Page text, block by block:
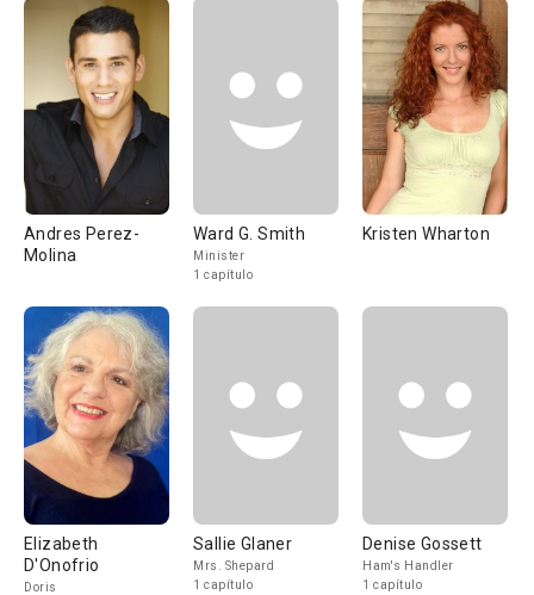
Andres Perez-
Molina
Ward G. Smith
Minister
1 capítulo
Kristen Wharton
Elizabeth
D'Onofrio
Doris
Sallie Glaner
Mrs. Shepard
1 capítulo
Denise Gossett
Ham's Handler
1 capítulo